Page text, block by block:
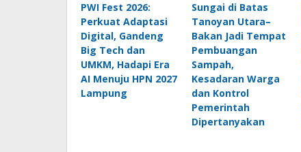
PWI Fest 2026:
Perkuat Adaptasi
Digital, Gandeng
Big Tech dan
UMKM, Hadapi Era
AI Menuju HPN 2027
Lampung
Sungai di Batas
Tanoyan Utara–
Bakan Jadi Tempat
Pembuangan
Sampah,
Kesadaran Warga
dan Kontrol
Pemerintah
Dipertanyakan